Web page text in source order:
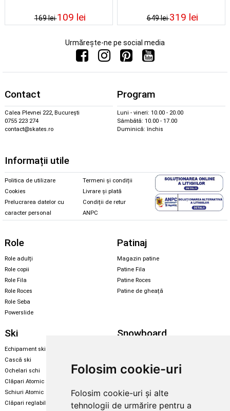
Folosim cookie-uri
Folosim cookie-uri și alte
tehnologii de urmărire pentru a
169 lei109 lei 649 lei319 lei
Urmărește-ne pe social media
Contact
Calea Plevnei 222, București
0755 223 274
contact@skates.ro
Program
Luni - vineri: 10.00 - 20.00
Sâmbătă: 10.00 - 17.00
Duminică: închis
Informații utile
Politica de utilizare
Cookies
Prelucrarea datelor cu
caracter personal
Termeni și condiții
Livrare și plată
Condiții de retur
ANPC
Role
Role adulți
Role copii
Role Fila
Role Roces
Role Seba
Powerslide
Patinaj
Magazin patine
Patine Fila
Patine Roces
Patine de gheață
Ski
Echipament ski
Cască ski
Ochelari schi
Clăpari Atomic
Schiuri Atomic
Clăpari reglabili
Snowboard
Legături Rome SDS
Skate & longboard
Santa Cruz